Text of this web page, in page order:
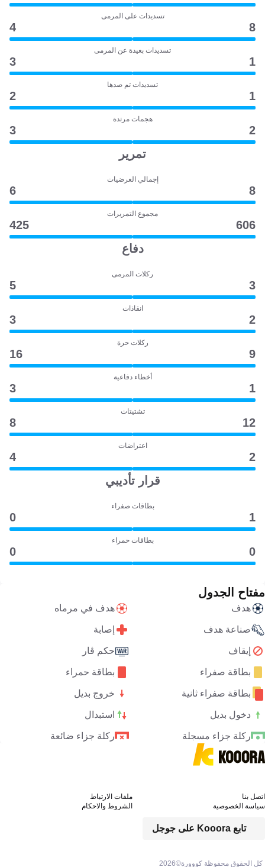
تسديدات على المرمى
8
4
تسديدات بعيدة عن المرمى
1
3
تسديدات تم صدها
1
2
هجمات مرتدة
2
3
تمرير
إجمالي العرضيات
8
6
مجموع التمريرات
606
425
دفاع
ركلات المرمى
3
5
انقاذات
2
3
ركلات حرة
9
16
أخطاء دفاعية
1
3
تشتيتات
12
8
اعتراضات
2
4
قرار تأديبي
بطاقات صفراء
1
0
بطاقات حمراء
0
0
مفتاح الجدول
هدف هدف في مرماه
صناعة هدف إصابة
إيقاف حكم ڤار
بطاقة صفراء بطاقة حمراء
بطاقة صفراء ثانية خروج بديل
دخول بديل استبدال
ركلة جزاء مسجلة ركلة جزاء ضائعة
كل الحقوق محفوظة كووورة©2026
تابع Kooora على جوجل
اتصل بنا
ملفات الارتباط
سياسة الخصوصية
الشروط والاحكام